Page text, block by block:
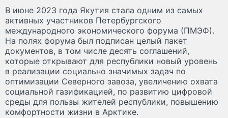
В июне 2023 года Якутия стала одним из самых
активных участников Петербургского
международного экономического форума (ПМЭФ).
На полях форума был подписан целый пакет
документов, в том числе десять соглашений,
которые открывают для республики новый уровень
в реализации социально значимых задач по
оптимизации Северного завоза, увеличению охвата
социальной газификацией, по развитию цифровой
среды для пользы жителей республики, повышению
комфортности жизни в Арктике.